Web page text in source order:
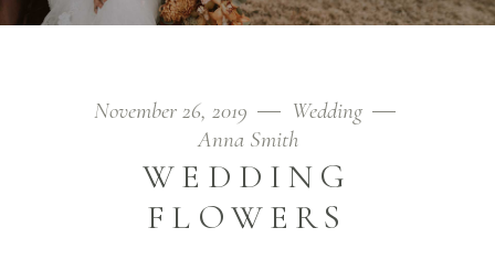
November 26, 2019
Wedding
Anna Smith
WEDDING
FLOWERS